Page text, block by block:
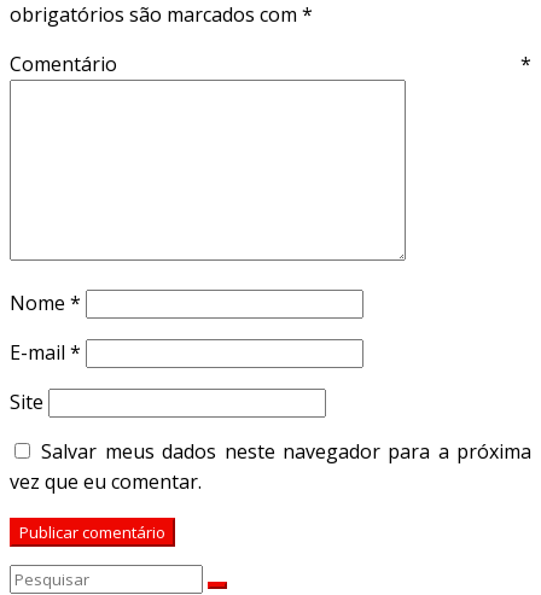
obrigatórios são marcados com *
Comentário *
Nome *
E-mail *
Site
Salvar meus dados neste navegador para a próxima
vez que eu comentar.